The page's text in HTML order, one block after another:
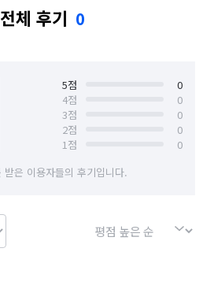
체 후기 0
5점
0
4점
0
3점
0
2점
0
1점
0
은 이용자들의 후기입니다.